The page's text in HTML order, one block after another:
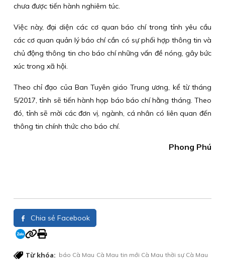
chưa được tiến hành nghiêm túc.
Việc này, đại diện các cơ quan báo chí trong tỉnh yêu cầu
các cơ quan quản lý báo chí cần có sự phối hợp thông tin và
chủ động thông tin cho báo chí những vấn đề nóng, gây bức
xúc trong xã hội.
Theo chỉ đạo của Ban Tuyên giáo Trung ương, kể từ tháng
5/2017, tỉnh sẽ tiến hành họp báo báo chí hằng tháng. Theo
đó, tỉnh sẽ mời các đơn vị, ngành, cá nhân có liên quan đến
thông tin chính thức cho báo chí.
Phong Phú
Chia sẻ Facebook
Từ khóa: báo Cà Mau Cà Mau tin mới Cà Mau thời sự Cà Mau